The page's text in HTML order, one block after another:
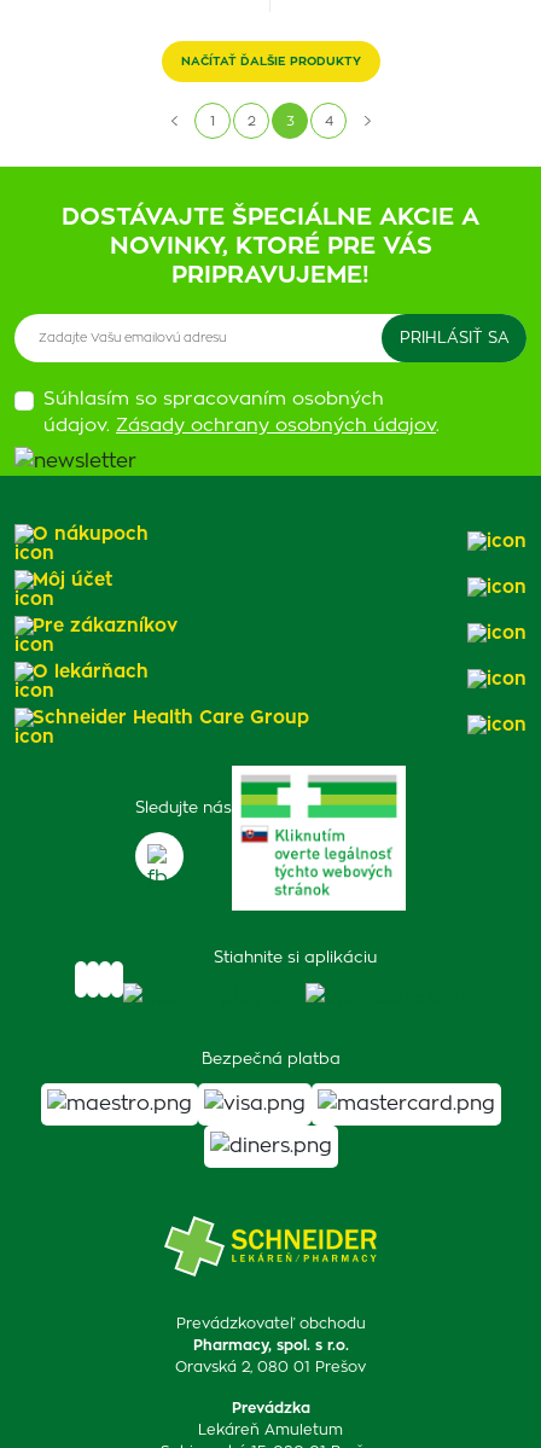
NAČÍTAŤ ĎALŠIE PRODUKTY
1 2 3 4
DOSTÁVAJTE ŠPECIÁLNE AKCIE A
NOVINKY, KTORÉ PRE VÁS
PRIPRAVUJEME!
Súhlasím so spracovaním osobných
údajov. Zásady ochrany osobných údajov.
Prevádzkovateľ obchodu
Pharmacy, spol. s r.o.
Oravská 2, 080 01 Prešov
Prevádzka
Lekáreň Amuletum
Sledujte nás
Stiahnite si aplikáciu
Bezpečná platba
O nákupoch
Môj účet
Pre zákazníkov
O lekárňach
Schneider Health Care Group